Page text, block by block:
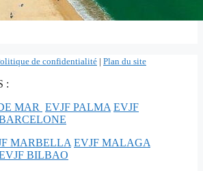
de confidentialité | Plan du site
:
MAR EVJF PALMA EVJF
MARBELLA EVJF MALAGA
BILBAO